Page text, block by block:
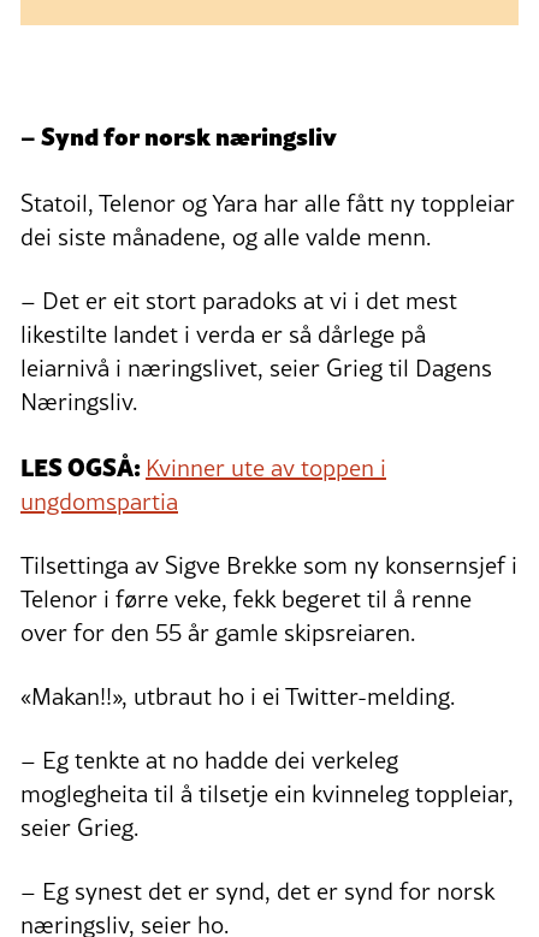
– Synd for norsk næringsliv
Statoil, Telenor og Yara har alle fått ny toppleiar
dei siste månadene, og alle valde menn.
– Det er eit stort paradoks at vi i det mest
likestilte landet i verda er så dårlege på
leiarnivå i næringslivet, seier Grieg til Dagens
Næringsliv.
LES OGSÅ: Kvinner ute av toppen i
ungdomspartia
Tilsettinga av Sigve Brekke som ny konsernsjef i
Telenor i førre veke, fekk begeret til å renne
over for den 55 år gamle skipsreiaren.
«Makan!!», utbraut ho i ei Twitter-melding.
– Eg tenkte at no hadde dei verkeleg
moglegheita til å tilsetje ein kvinneleg toppleiar,
seier Grieg.
– Eg synest det er synd, det er synd for norsk
næringsliv, seier ho.